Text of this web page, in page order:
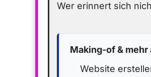
Wer erinnert sich
Making-of & mehr
Website